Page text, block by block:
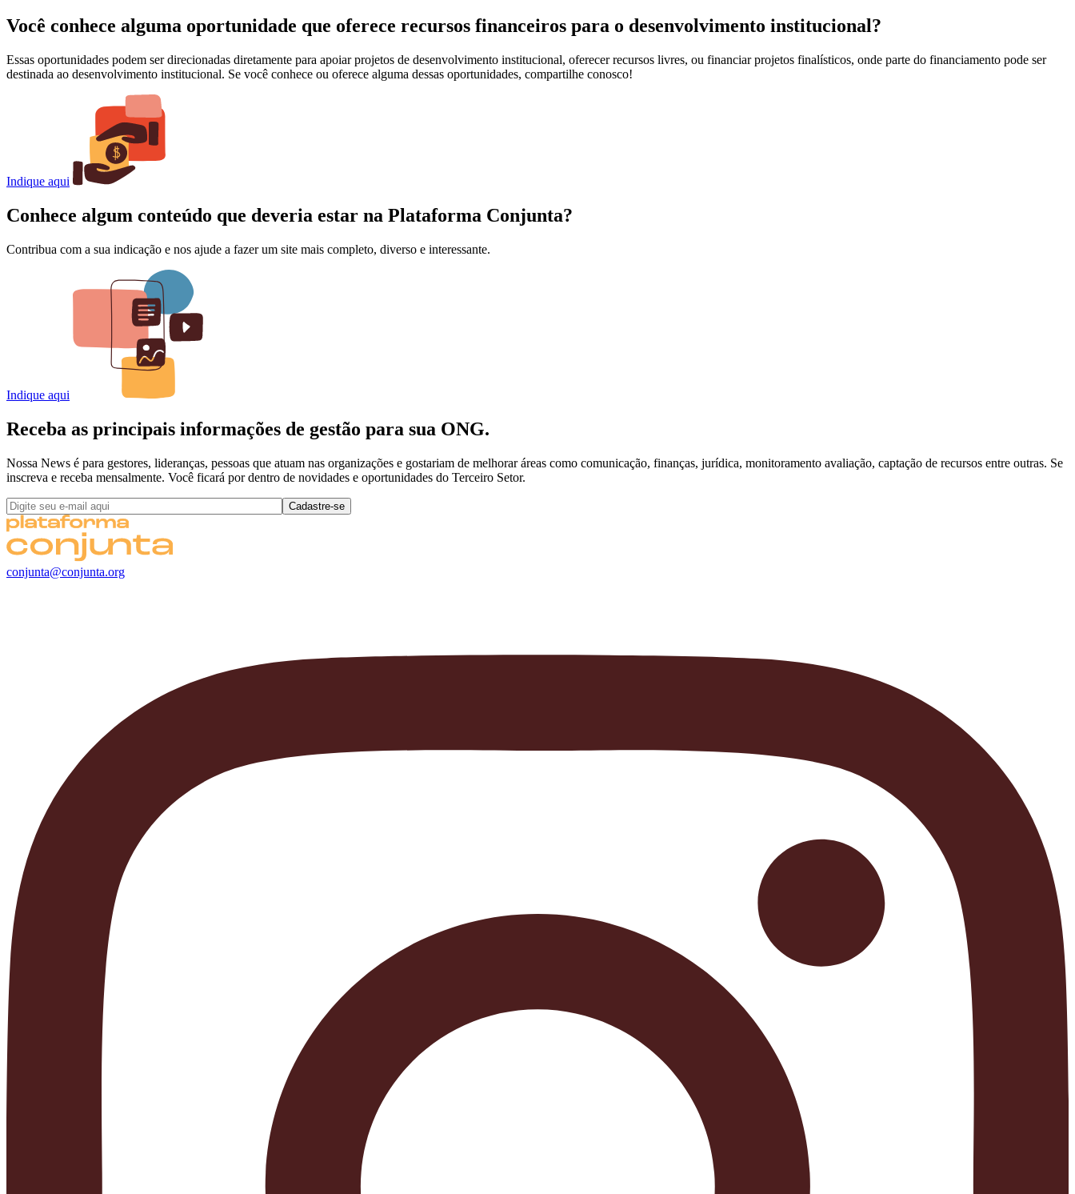
Você conhece alguma oportunidade que oferece recursos financeiros para o desenvolvimento institucional?
Essas oportunidades podem ser direcionadas diretamente para apoiar projetos de desenvolvimento institucional, oferecer recursos livres, ou financiar projetos finalísticos, onde parte do financiamento pode ser
destinada ao desenvolvimento institucional. Se você conhece ou oferece alguma dessas oportunidades, compartilhe conosco!
Indique aqui
Conhece algum conteúdo que deveria estar na Plataforma Conjunta?
Contribua com a sua indicação e nos ajude a fazer um site mais completo, diverso e interessante.
Indique aqui
Receba as principais informações de gestão para sua ONG.
Nossa News é para gestores, lideranças, pessoas que atuam nas organizações e gostariam de melhorar áreas como comunicação, finanças, jurídica, monitoramento avaliação, captação de recursos entre outras. Se
inscreva e receba mensalmente. Você ficará por dentro de novidades e oportunidades do Terceiro Setor.
conjunta@conjunta.org